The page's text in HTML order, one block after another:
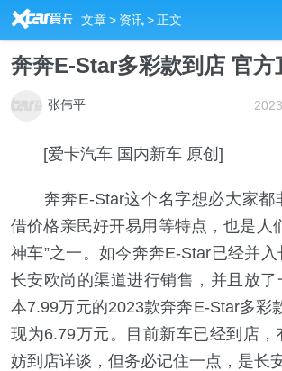
R 文章> 资讯>正文
奔奔E-Star多彩款到店 官方
张伟平
[爱卡汽车 国内新车 原创]
奔奔E-Star这个名字想必大家都
借价格亲民好开易用等特点，也是人
神车”之一。如今奔奔E-Star已经并
长安欧尚的渠道进行销售，并且放
本7.99万元的2023款奔奔E-Star多彩
现为6.79万元。目前新车已经到店，
妨到店详谈，但务必记住一点，是长